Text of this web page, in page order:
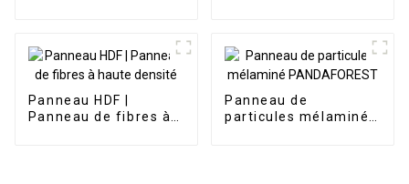
Panneau HDF |
Panneau de fibres à
Panneau de
particules mélaminé